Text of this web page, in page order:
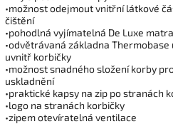
•možnost odejmout vnitřní látkové
čištění
•pohodlná vyjímatelná De Luxe
•odvětrávaná základna
uvnitř korbičky
•možnost snadného složení korby
uskladnění
•praktické kapsy na zip po stranách
•logo na stranách korbičky
•zipem otevíratelná ventilace